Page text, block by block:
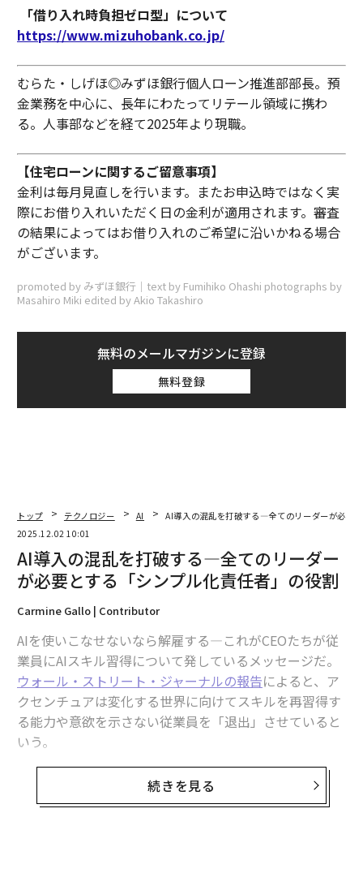
「借り入れ時負担ゼロ型」について
https://www.mizuhobank.co.jp/
むらた・しげほ◎みずほ銀行個人ローン推進部部長。預
金業務を中心に、長年にわたってリテール領域に携わ
る。人事部などを経て2025年より現職。
【住宅ローンに関するご留意事項】
金利は毎月見直しを行います。またお申込時ではなく実
際にお借り入れいただく日の金利が適用されます。審査
の結果によってはお借り入れのご希望に沿いかねる場合
がございます。
promoted by みずほ銀行｜text by Fumihiko Ohashi photographs by
Masahiro Miki edited by Akio Takashiro
無料のメールマガジンに登録
無料登録
トップ テクノロジー AI
AI導入の混乱を打破する—全てのリーダーが必要
2025.12.02 10:01
AI導入の混乱を打破する—全てのリーダー
が必要とする「シンプル化責任者」の役割
Carmine Gallo | Contributor
AIを使いこなせないなら解雇する—これがCEOたちが従
業員にAIスキル習得について発しているメッセージだ。
ウォール・ストリート・ジャーナルの報告によると、ア
クセンチュアは変化する世界に向けてスキルを再習得す
る能力や意欲を示さない従業員を「退出」させていると
いう。
もちろん、アクセンチュアだけではない。ガートナーの
調査によると、77%のCEOがAIを中心にビジネスモデル
続きを見る